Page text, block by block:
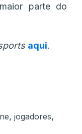
parte do
aqui.
, jogadores,